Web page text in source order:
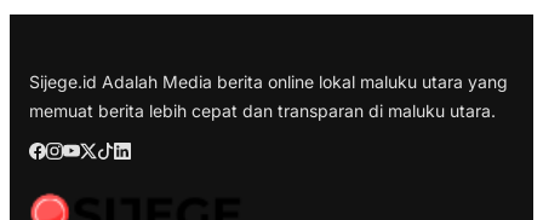
Sijege.id Adalah Media berita online lokal maluku utara yang
memuat berita lebih cepat dan transparan di maluku utara.